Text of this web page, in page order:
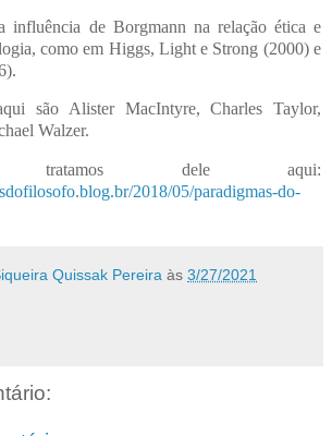
influência de Borgmann na relação ética e
como em Higgs, Light e Strong (2000) e
são Alister MacIntyre, Charles Taylor,
Walzer.
dele aqui:
2018/05/paradigmas-do-
Quissak Pereira às 3/27/2021